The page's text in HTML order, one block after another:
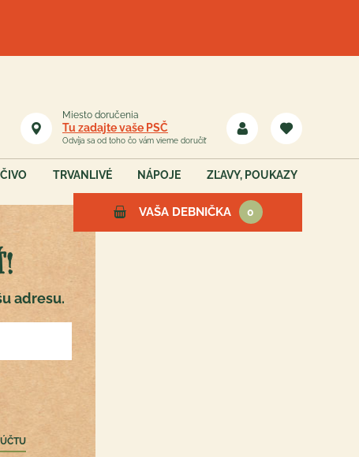
Miesto doručenia
Tu zadajte vaše PSČ
Odvíja sa od toho čo vám vieme doručiť
TRVANLIVÉ NÁPOJE ZĽAVY, POUKAZY
VAŠA DEBNIČKA 0
adresu.